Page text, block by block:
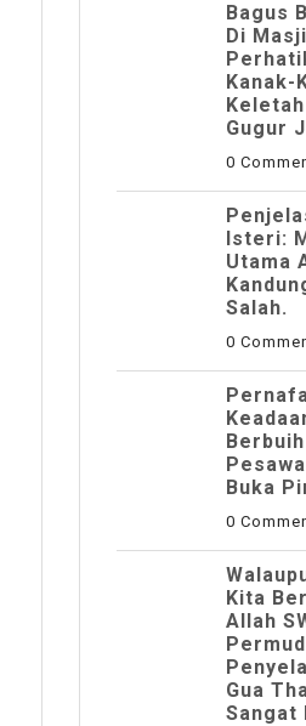
Bagus
Di
Kanak-
Gugur
0
Isteri:
Utama
Salah.
0
Buka
0
Kita
Allah
Gua
Sangat